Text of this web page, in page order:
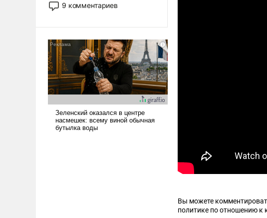
революционных изменений.
псевдонаучной фантастики,
стало всерьез обсуждаемой
идеей.
9 комментариев
Вы можете
политике по отношению к